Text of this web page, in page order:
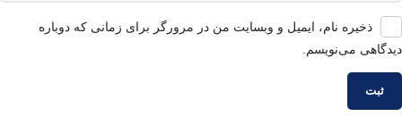
ذخیره نام، ایمیل و وبسایت من در مرورگر برای زمانی که دوباره
دیدگاهی می‌نویسم.